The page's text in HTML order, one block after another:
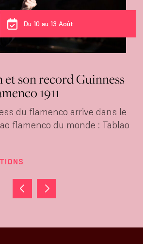
Du 10 au 13 Août
et son record Guinness
1911
du flamenco arrive dans le
flamenco du monde : Tablao